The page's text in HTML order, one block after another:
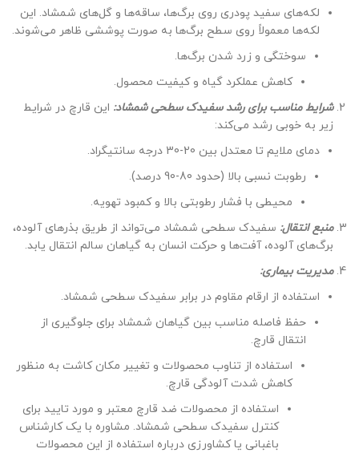
لکه‌های سفید پودری روی برگ‌ها، ساقه‌ها و گل‌های شمشاد. این
لکه‌ها معمولاً روی سطح برگ‌ها به صورت پوششی ظاهر می‌شوند.
سوختگی و زرد شدن برگ‌ها.
کاهش عملکرد گیاه و کیفیت محصول.
شرایط مناسب برای رشد سفیدک سطحی شمشاد: این قارچ در شرایط
زیر به خوبی رشد می‌کند:
دمای ملایم تا معتدل بین 20-30 درجه سانتیگراد.
رطوبت نسبی بالا (حدود 80-90 درصد).
محیطی با فشار رطوبتی بالا و کمبود تهویه.
منبع انتقال: سفیدک سطحی شمشاد می‌تواند از طریق بذرهای آلوده،
برگ‌های آلوده، آفت‌ها و حرکت انسان به گیاهان سالم انتقال یابد.
مدیریت بیماری:
استفاده از ارقام مقاوم در برابر سفیدک سطحی شمشاد.
حفظ فاصله مناسب بین گیاهان شمشاد برای جلوگیری از
انتقال قارچ.
استفاده از تناوب محصولات و تغییر مکان کاشت به منظور
کاهش شدت آلودگی قارچ.
استفاده از محصولات ضد قارچ معتبر و مورد تایید برای
کنترل سفیدک سطحی شمشاد. مشاوره با یک کارشناس
باغبانی یا کشاورزی درباره استفاده از این محصولات